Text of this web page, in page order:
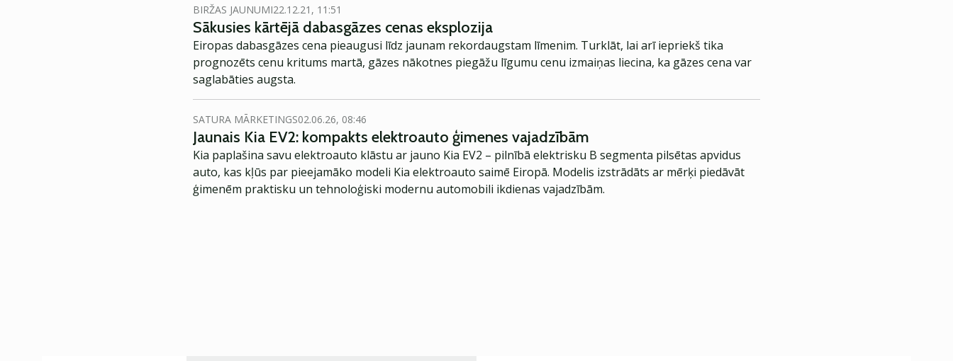
BIRŽAS JAUNUMI22.12.21, 11:51
Sākusies kārtējā dabasgāzes cenas eksplozija
Eiropas dabasgāzes cena pieaugusi līdz jaunam rekordaugstam līmenim. Turklāt, lai arī iepriekš tika
prognozēts cenu kritums martā, gāzes nākotnes piegāžu līgumu cenu izmaiņas liecina, ka gāzes cena var
saglabāties augsta.
SATURA MĀRKETINGS02.06.26, 08:46
Jaunais Kia EV2: kompakts elektroauto ģimenes vajadzībām
Kia paplašina savu elektroauto klāstu ar jauno Kia EV2 – pilnībā elektrisku B segmenta pilsētas apvidus
auto, kas kļūs par pieejamāko modeli Kia elektroauto saimē Eiropā. Modelis izstrādāts ar mērķi piedāvāt
ģimenēm praktisku un tehnoloģiski modernu automobili ikdienas vajadzībām.